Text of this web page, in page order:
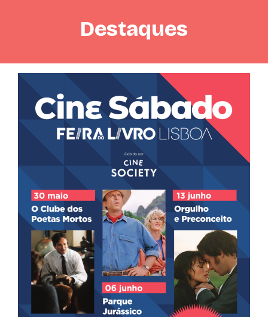
No seu pavilhão
"Viver, um modo de ser" de José Henriques
SANTA CASA MISERICÓRDIA LISBOA
WORKSHOP
14:00>No seu pavilhão
Mostra de respostas formativas da Misericórdia de
formandos nas áreas da beleza, restauração, leitura e
costura, incluindo epilação, embelezamento de mãos,
comida saudável, cocktails e adereços de moda.
EDIÇÕESSRTAC LIVROS DA MADEIRA
APRESENTAÇÃO
14:00>Praça Laranja
Apresentação da Revista Islenha n.º 76, com a
presença de algumas entidades do Governo Regional,
entre elas o Secretário Regional de Turismo, Ambiente
e Cultura e Diretor Regional da Cultura.
Destaques